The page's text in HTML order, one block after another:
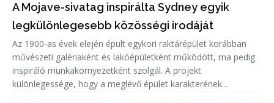
A Mojave-sivatag inspirálta Sydney egyik
legkülönlegesebb közösségi irodáját
Az 1900-as évek elején épült egykori raktárépület korábban
művészeti galériaként és lakóépületként működött, ma pedig
inspiráló munkakörnyezetként szolgál. A projekt
különlegessége, hogy a meglévő épület karakterének